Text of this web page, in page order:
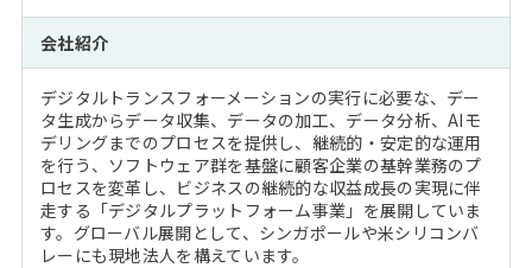
会社紹介
デジタルトランスフォーメーションの実行に必要な、デー
タ生成からデータ収集、データの加工、データ分析、AIモ
デリングまでのプロセスを提供し、継続的・安定的な運用
を行う、ソフトウェア群を基盤に顧客企業の基幹業務のプ
ロセスを変革し、ビジネスの継続的な収益成長の実現に伴
走する「デジタルプラットフォーム事業」を展開していま
す。グローバル展開として、シンガポールや米シリコンバ
レーにも現地法人を構えています。